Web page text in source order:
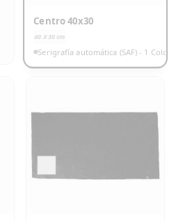
Centro 40x30
40 X 30cm
Serigrafía automática (SAF) - 1 Color